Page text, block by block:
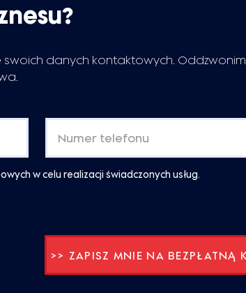
danych kontaktowych.
w celu realizacji świadczonych usług.